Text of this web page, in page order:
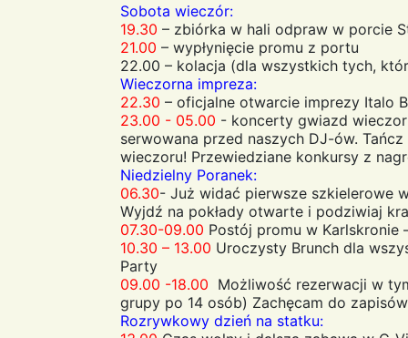
Sobota wieczór:
19.30 – zbiórka w hali odpraw w porcie
21.00 – wypłynięcie promu z portu
22.00 – kolacja (dla wszystkich tych,
Wieczorna impreza:
22.30 – oficjalne otwarcie imprezy Italo
23.00 - 05.00 - koncerty gwiazd
serwowana przed naszych DJ-ów.
wieczoru! Przewiedziane konkursy z
Niedzielny Poranek:
06.30- Już widać pierwsze szkielerowe
Wyjdź na pokłady otwarte i podziwiaj
07.30-09.00 Postój promu w Karlskronie
10.30 – 13.00 Uroczysty Brunch dla
Party
09.00 -18.00 Możliwość rezerwacji w
grupy po 14 osób) Zachęcam do
Rozrywkowy dzień na statku: